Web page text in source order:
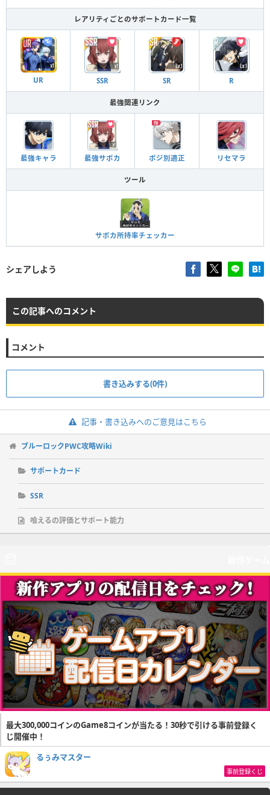
レアリティごとのサポートカード一覧
UR SSR SR R
最強関連リンク
最強キャラ 最強サポカ ポジ別適正 リセマラ
ツール
サポカ所持率チェッカー
シェアしよう
この記事へのコメント
コメント
書き込みする(0件)
記事・書き込みへのご意見はこちら
ブルーロックPWC攻略Wiki
サポートカード
SSR
喰えるの評価とサポート能力
最大300,000コインのGame8コインが当たる！30秒で引ける事前登録く
じ開催中！
るぅみマスター
事前登録くじ